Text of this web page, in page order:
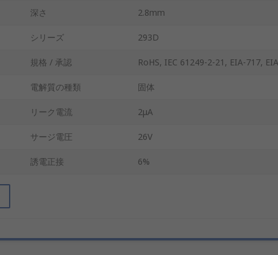
深さ 2.8mm
シリーズ 293D
規格 / 承認 RoHS, IEC 61249-2-21, EIA-717,
電解質の種類 固体
リーク電流 2μA
サージ電圧 26V
誘電正接 6%